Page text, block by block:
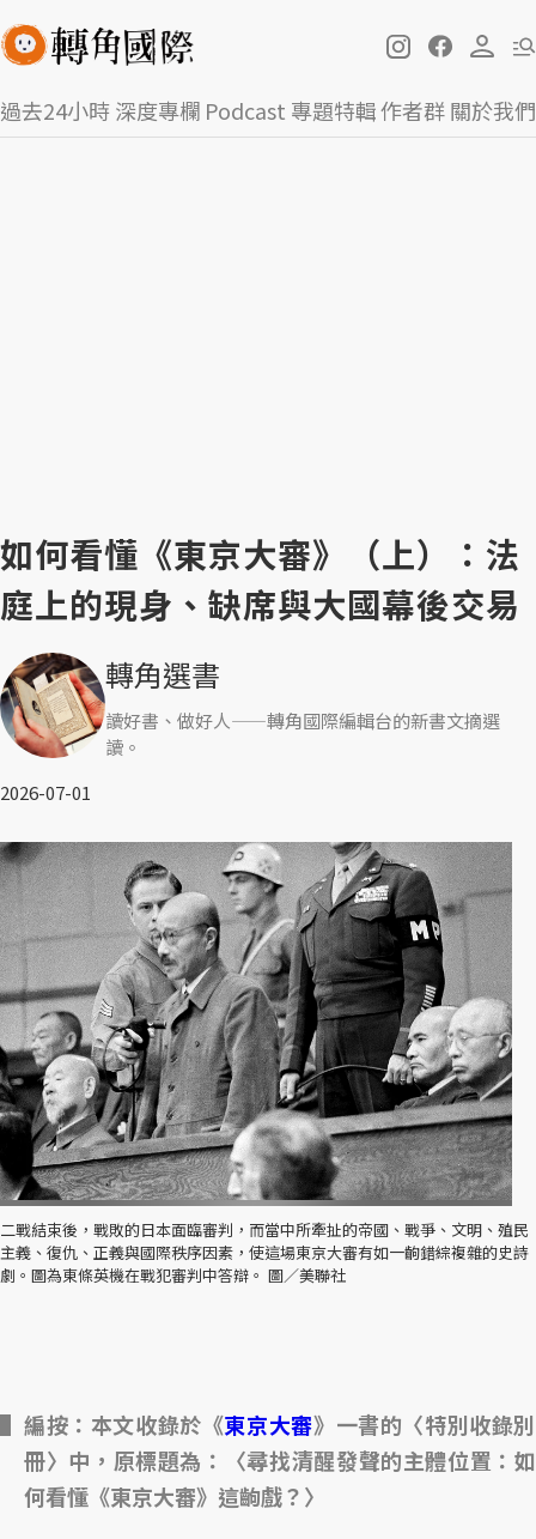
過去24小時深度專欄 Podcast 專題特輯作者群關於我們
如何看懂《東京大審》（上）：法
庭上的現身、缺席與大國幕後交易
轉角選書
讀好書、做好人——轉角國際編輯台的新書文摘選
讀。
2026-07-01
二戰結束後，戰敗的日本面臨審判，而當中所牽扯的帝國、戰爭、文明、殖民
主義、復仇、正義與國際秩序因素，使這場東京大審有如一齣錯綜複雜的史詩
劇。圖為東條英機在戰犯審判中答辯。 圖／美聯社
編按：本文收錄於《東京大審》一書的〈特別收錄別
冊〉中，原標題為：〈尋找清醒發聲的主體位置：如
何看懂《東京大審》這齣戲？〉